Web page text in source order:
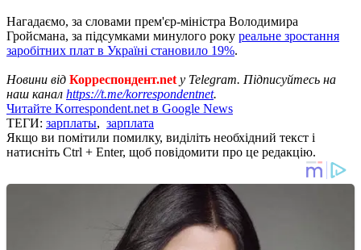
Нагадаємо, за словами прем'єр-міністра Володимира
Гройсмана, за підсумками минулого року реальне зростання
заробітних плат в Україні становило 19%.
Новини від Корреспондент.net у Telegram. Підписуйтесь на
наш канал https://t.me/korrespondentnet.
Читайте Korrespondent.net в Google News
ТЕГИ: зарплаты, зарплата
Якщо ви помітили помилку, виділіть необхідний текст і
натисніть Ctrl + Enter, щоб повідомити про це редакцію.